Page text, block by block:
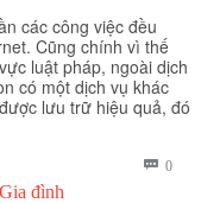
các công việc đều
Cũng chính vì thế
luật pháp, ngoài dịch
có một dịch vụ khác
lưu trữ hiệu quả, đó
 0BÌNH
đình